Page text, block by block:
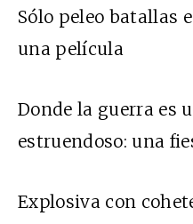
Sólo peleo batallas
una película
Donde la guerra es
estruendoso: una
Explosiva con